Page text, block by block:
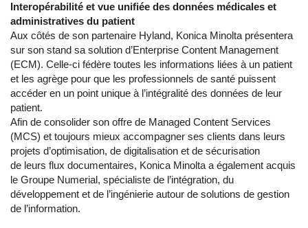
Interopérabilité et vue unifiée des données médicales et
administratives du patient
Aux côtés de son partenaire Hyland, Konica Minolta présentera
sur son stand sa solution d’Enterprise Content Management
(ECM). Celle-ci fédère toutes les informations liées à un patient
et les agrège pour que les professionnels de santé puissent
accéder en un point unique à l’intégralité des données de leur
patient.
Afin de consolider son offre de Managed Content Services
(MCS) et toujours mieux accompagner ses clients dans leurs
projets d’optimisation, de digitalisation et de sécurisation
de leurs flux documentaires, Konica Minolta a également acquis
le Groupe Numerial, spécialiste de l’intégration, du
développement et de l’ingénierie autour de solutions de gestion
de l’information.